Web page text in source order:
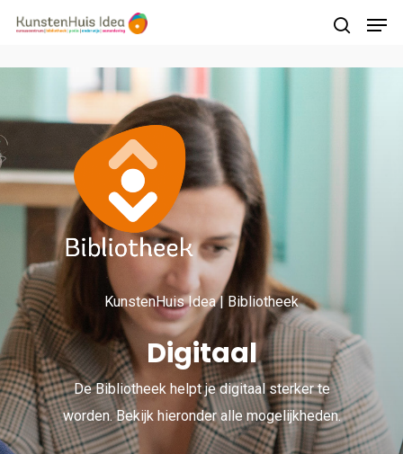
Druk op Enter om te starten met zoeken of
druk op ESC om te sluiten
KunstenHuis Idea | Bibliotheek
Digitaal
De Bibliotheek helpt je digitaal sterker te
worden. Bekijk hieronder alle mogelijkheden.